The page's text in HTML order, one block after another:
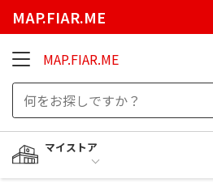
MAP.FIAR.ME
MAP.FIAR.ME
マイストア